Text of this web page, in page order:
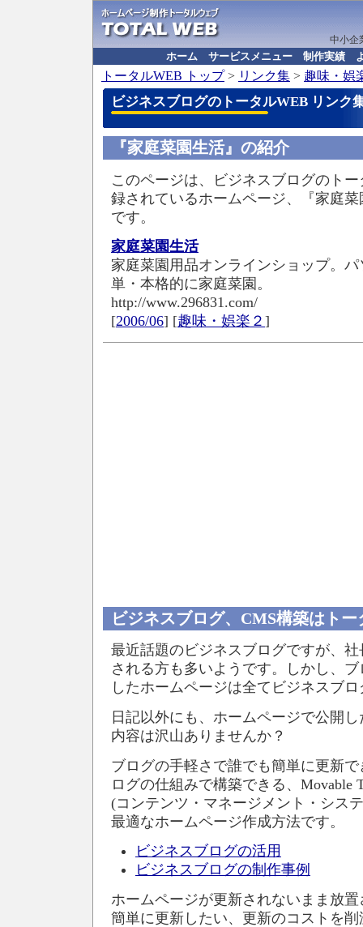
中小企
ホーム サービスメニュー 制作実績
トータルWEB トップ> リンク集 > 趣味・娯
ビジネスブログのトータルWEB リンク
『家庭菜園生活』の紹介
このページは、ビジネスブログのト
録されているホームページ、『家庭
です。
家庭菜園生活
家庭菜園用品オンラインショップ。
単・本格的に家庭菜園。
http://www.296831.com/
[2006/06] [趣味・娯楽２ ]
ビジネスブログ、CMS構築はトー
最近話題のビジネスブログですが、
される方も多いようです。しかし、
したホームページは全てビジネスブ
日記以外にも、ホームページで公開
内容は沢山ありませんか？
ブログの手軽さで誰でも簡単に更新
ログの仕組みで構築できる、Movable
(コンテンツ・マネージメント・シス
最適なホームページ作成方法です。
ビジネスブログの活用
ビジネスブログの制作事例
ホームページが更新されないまま放
簡単に更新したい、更新のコストを